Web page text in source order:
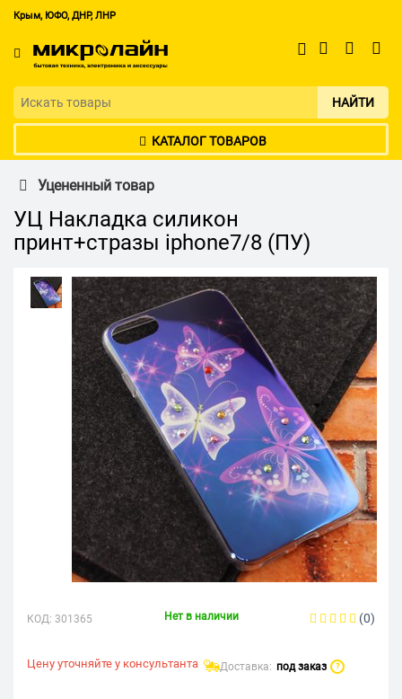
Крым, ЮФО, ДНР, ЛНР
НАЙТИ
КАТАЛОГ ТОВАРОВ
Уцененный товар
УЦ Накладка силикон
принт+стразы iphone7/8 (ПУ)
КОД: 301365 Нет в наличии (0)
Цену уточняйте у консультанта Доставка: под заказ ?